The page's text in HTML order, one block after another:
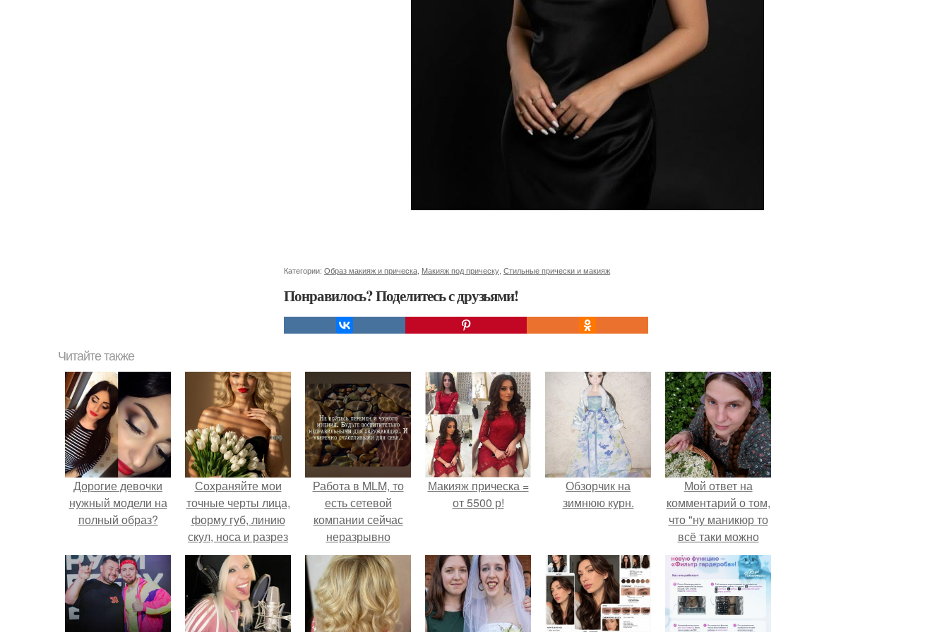
Категории: Образ макияж и прическа Макияж под прическу Стильные прически и макияж
Понравилось? Поделитесь с друзьями!
Читайте также
Дорогие девочки
нужный модели на
полный образ?
Сохраняйте мои
точные черты лица,
форму губ, линию
скул, носа и разрез
глаз.
Работа в MLM, то
есть сетевой
компании сейчас
неразрывно
связана с создание
своего контента,
своей страницы в
соц сетях.
Макияж прическа =
от 5500 р!
Обзорчик на
зимнюю курн.
Мой ответ на
комментарий о том,
что "ну маникюр то
всё таки можно
было бы сделать.